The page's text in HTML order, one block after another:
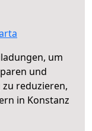
um
und
reduzieren,
in Konstanz